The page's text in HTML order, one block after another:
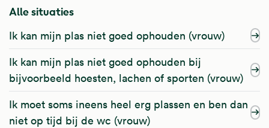
Alle situaties
Ik kan mijn plas niet goed ophouden (vrouw)
Ik kan mijn plas niet goed ophouden bij
bijvoorbeeld hoesten, lachen of sporten (vrouw)
Ik moet soms ineens heel erg plassen en ben dan
niet op tijd bij de wc (vrouw)